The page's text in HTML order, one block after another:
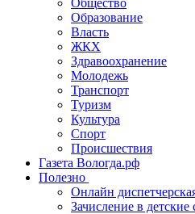
Общество
Образование
Власть
ЖКХ
Здравоохранение
Молодежь
Транспорт
Туризм
Культура
Спорт
Происшествия
Газета Вологда.рф
Полезно
Онлайн
Зачисление в детские